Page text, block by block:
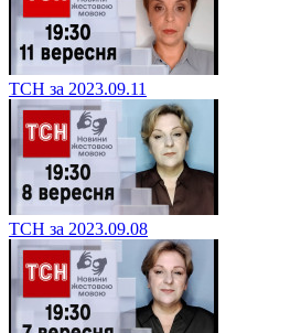
ТСН за 2023.09.11
ТСН за 2023.09.08